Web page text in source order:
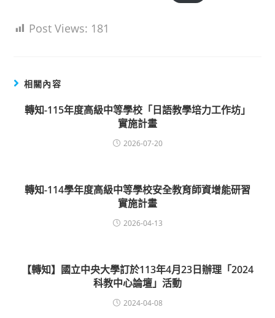
Post Views: 181
相關內容
轉知-115年度高級中等學校「日語教學培力工作坊」
實施計畫
2026-07-20
轉知-114學年度高級中等學校安全教育師資增能研習
實施計畫
2026-04-13
【轉知】國立中央大學訂於113年4月23日辦理「2024
科教中心論壇」活動
2024-04-08